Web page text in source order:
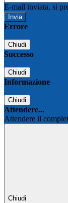
E-mail inviata, si
Errore
Chiudi
Successo
Chiudi
Informazione
Chiudi
Attendere...
Attendere il
Chiudi